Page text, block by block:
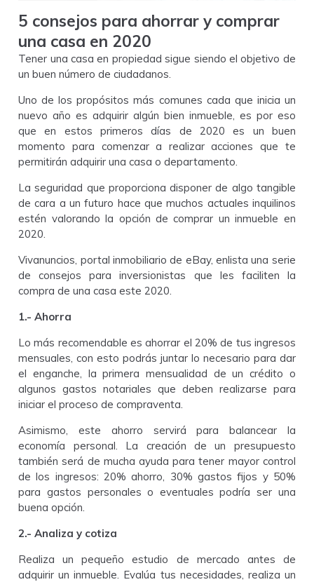
5 consejos para ahorrar y comprar
una casa en 2020
Tener una casa en propiedad sigue siendo el objetivo de
un buen número de ciudadanos.
Uno de los propósitos más comunes cada que inicia un
nuevo año es adquirir algún bien inmueble, es por eso
que en estos primeros días de 2020 es un buen
momento para comenzar a realizar acciones que te
permitirán adquirir una casa o departamento.
La seguridad que proporciona disponer de algo tangible
de cara a un futuro hace que muchos actuales inquilinos
estén valorando la opción de comprar un inmueble en
2020.
Vivanuncios, portal inmobiliario de eBay, enlista una serie
de consejos para inversionistas que les faciliten la
compra de una casa este 2020.
1.- Ahorra
Lo más recomendable es ahorrar el 20% de tus ingresos
mensuales, con esto podrás juntar lo necesario para dar
el enganche, la primera mensualidad de un crédito o
algunos gastos notariales que deben realizarse para
iniciar el proceso de compraventa.
Asimismo, este ahorro servirá para balancear la
economía personal. La creación de un presupuesto
también será de mucha ayuda para tener mayor control
de los ingresos: 20% ahorro, 30% gastos fijos y 50%
para gastos personales o eventuales podría ser una
buena opción.
2.- Analiza y cotiza
Realiza un pequeño estudio de mercado antes de
adquirir un inmueble. Evalúa tus necesidades, realiza un